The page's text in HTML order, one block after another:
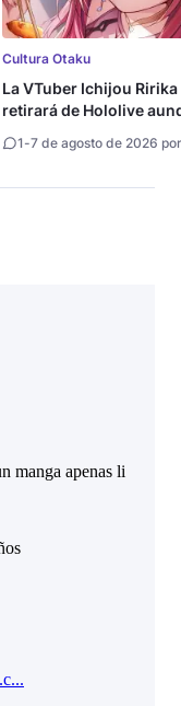
Cultura Otaku
La VTuber Ichijou Ririka
retirará de Hololive
1-7 de agosto de 2026